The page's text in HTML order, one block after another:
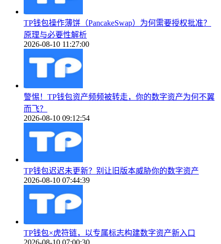
TP钱包操作薄饼（PancakeSwap）为何需要授权批准？
原理与必要性解析
2026-08-10 11:27:00
警惕！TP钱包资产频频被转走，你的数字资产为何不翼
而飞？
2026-08-10 09:12:54
TP钱包迟迟未更新？别让旧版本威胁你的数字资产
2026-08-10 07:44:39
TP钱包×虎符链，以专属标志构建数字资产新入口
2026-08-10 07:00:30